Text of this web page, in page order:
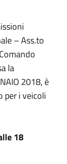
– Ass.to
la
2018, è
per i veicoli
18